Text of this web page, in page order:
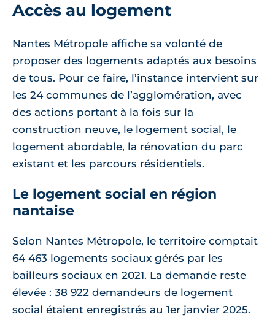
Accès au logement
Nantes Métropole affiche sa volonté de
proposer des logements adaptés aux besoins
de tous. Pour ce faire, l’instance intervient sur
les 24 communes de l’agglomération, avec
des actions portant à la fois sur la
construction neuve, le logement social, le
logement abordable, la rénovation du parc
existant et les parcours résidentiels.
Le logement social en région
nantaise
Selon Nantes Métropole, le territoire comptait
64 463 logements sociaux gérés par les
bailleurs sociaux en 2021. La demande reste
élevée : 38 922 demandeurs de logement
social étaient enregistrés au 1er janvier 2025.